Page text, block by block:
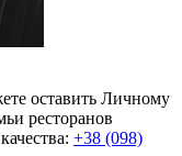
оставить Личному
ресторанов
+38 (098)